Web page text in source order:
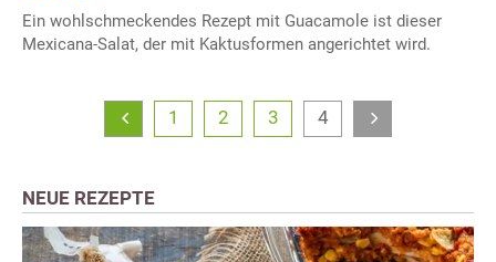
Ein wohlschmeckendes Rezept mit Guacamole ist dieser
Mexicana-Salat, der mit Kaktusformen angerichtet wird.
1 2 3 4
NEUE REZEPTE